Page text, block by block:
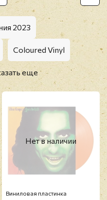
2023
Coloured Vinyl
еще
Нет в наличии
Виниловая пластинка